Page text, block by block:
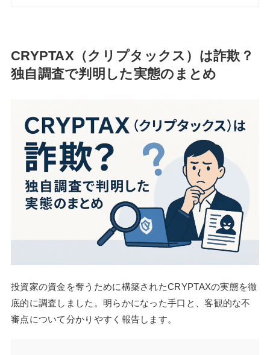
CRYPTAX（クリプタックス）は詐欺？
独自調査で判明した実態のまとめ
投資家の資金を奪うために構築されたCRYPTAXの実態を徹
底的に調査しました。明らかになった手口と、客観的な不
審点について分かりやすく報告します。